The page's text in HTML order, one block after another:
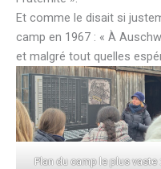
Et comme le disait si
camp en 1967 : « À
et malgré tout quelles
Plan du camp le plus vaste :